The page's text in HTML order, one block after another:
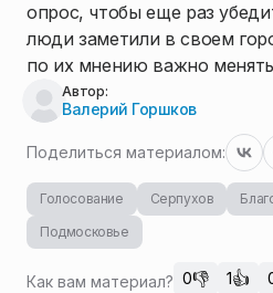
опрос, чтобы еще раз
люди заметили в своем
по их мнению важно
Автор:
Валерий Горшков
Поделиться материалом:
Голосование Серпухов
Подмосковье
Как вам материал? 0👎 1👍